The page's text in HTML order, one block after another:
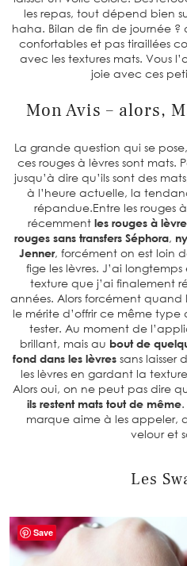
les repas, tout dépend bien
haha. Bilan de fin de journée ?
confortables et pas tiraillées
avec les textures mats. Vous
joie avec ces
Mon Avis – alors,
La grande question qui se
ces rouges à lèvres sont mats.
jusqu’à dire qu’ils sont des
à l’heure actuelle, la
répandue.Entre les rouges
récemment les rouges à
rouges sans transfers Séphora,
Jenner, forcément on est loin
fige les lèvres. J’ai
texture que j’ai finalement
années. Alors forcément
le mérite d’offrir ce même
tester. Au moment de
brillant, mais au bout de
fond dans les lèvres sans laisser
les lèvres en gardant la
Alors oui, on ne peut pas dire
ils restent mats tout de même
marque aime à les appeler,
velour et
Les
Save